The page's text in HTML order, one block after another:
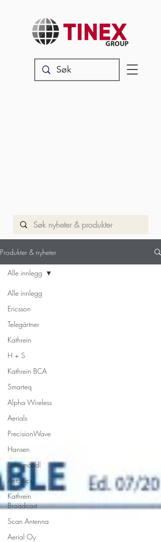
Produkter & nyheter
Alle innlegg
Ericsson
Telegärtner
Kathrein
H + S
Kathrein BCA
Smarteq
Alpha Wireless
Aerials
PrecisionWave
Hansen
Schomandl
Antonics
Kathrein
Broadcast
Scan Antenna
Aerial Oy
Alle innlegg